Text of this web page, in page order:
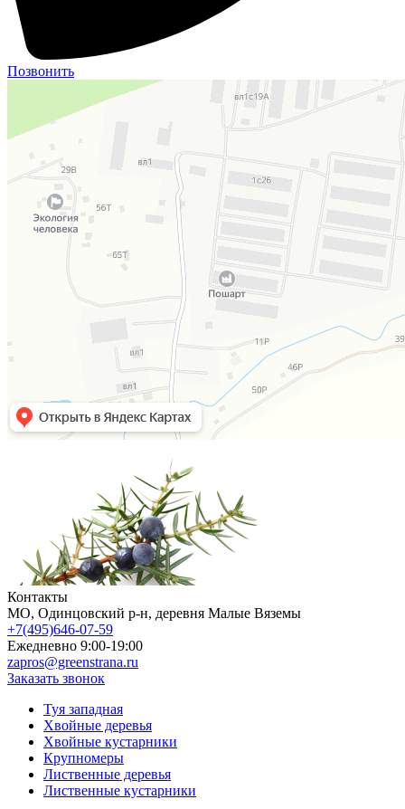
Позвонить
Контакты
МO, Одинцовский р-н, деревня Малые Вяземы
+7(495)646-07-59
Ежедневно 9:00-19:00
zapros@greenstrana.ru
Заказать звонок
Туя западная
Хвойные деревья
Хвойные кустарники
Крупномеры
Лиственные деревья
Лиственные кустарники